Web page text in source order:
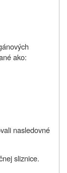
ako:
nasledovné
sliznice.